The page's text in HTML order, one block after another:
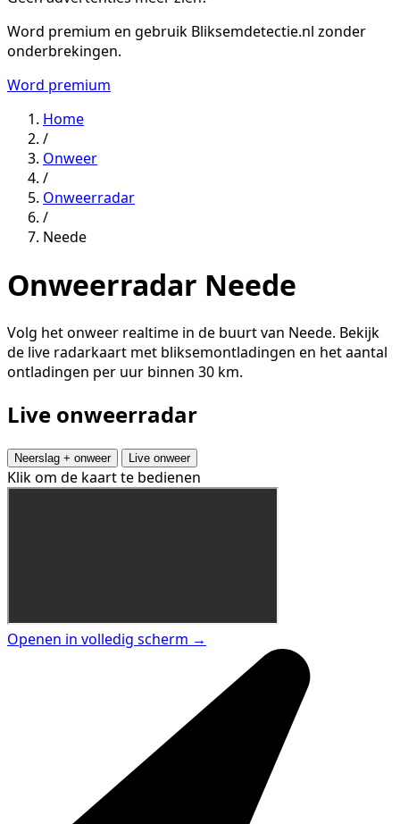
Word premium en gebruik Bliksemdetectie.nl zonder
onderbrekingen.
Word premium
Home
/
Onweer
/
Onweerradar
/
Neede
Onweerradar Neede
Volg het onweer realtime in de buurt van Neede. Bekijk
de live radarkaart met bliksemontladingen en het aantal
ontladingen per uur binnen 30 km.
Live onweerradar
Neerslag + onweer Live onweer
Klik om de kaart te bedienen
Openen in volledig scherm →